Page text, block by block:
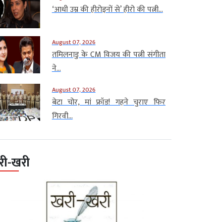
‘आधी उम्र की हीरोइनों से’ हीरो की पत्नी...
August 07, 2026
तमिलनाडु के CM विजय की पत्नी संगीता
ने...
August 07, 2026
बेटा चोर, मां फ्रॉड! गहने चुराए फिर
गिरवी...
खरी